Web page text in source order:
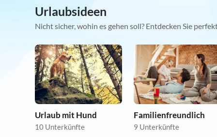
Urlaubsideen
Nicht sicher, wohin es gehen soll? Entdecken Sie
Urlaub mit Hund
10 Unterkünfte
Familienfreundlich
9 Unterkünfte